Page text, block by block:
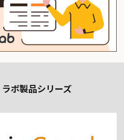
ボ製品シリーズ